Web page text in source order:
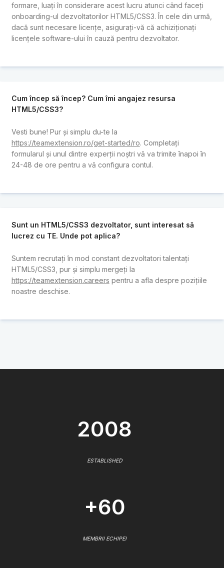
formare, luați în considerare acest lucru atunci când faceți
onboarding-ul dezvoltatorilor HTML5/CSS3. În cele din urmă,
dacă sunt necesare licențe, asigurați-vă că achiziționați
licențele software-ului în cauză pentru dezvoltator.
Cum încep să încep? Cum îmi angajez resursa
HTML5/CSS3?
Vesti bune! Pur și simplu du-te la
https://teamextension.ro/get-started/ro. Completați
formularul și unul dintre experții noștri vă va trimite înapoi în
24-48 de ore pentru a vă configura contul.
Sunt un HTML5/CSS3 dezvoltator, sunt interesat să
lucrez cu TE. Unde pot aplica?
Suntem recrutați în mod constant dezvoltatori talentați
HTML5/CSS3, pur și simplu mergeți la
https://teamextension.careers pentru a afla despre pozițiile
noastre deschise.
2008
ESTABLISHED
+60
MEMBRII ECHIPEI